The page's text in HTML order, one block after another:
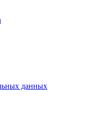
данных